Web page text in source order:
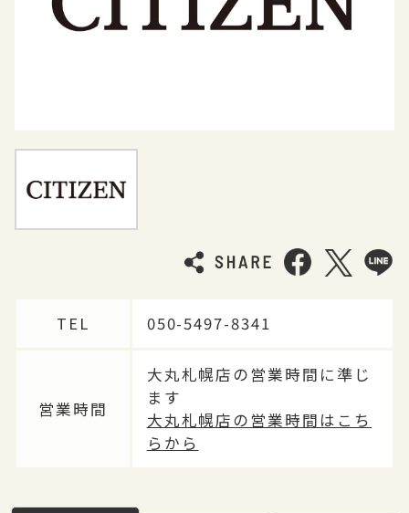
TEL 050-5497-8341
営業時間
大丸札幌店の営業時間に準じ
ます
大丸札幌店の営業時間はこち
らから